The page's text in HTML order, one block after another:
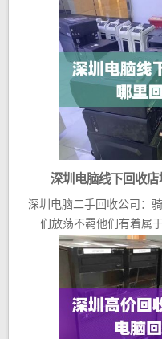
深圳电脑线下回收
深圳电脑二手回收公司：
们放荡不羁他们有着属